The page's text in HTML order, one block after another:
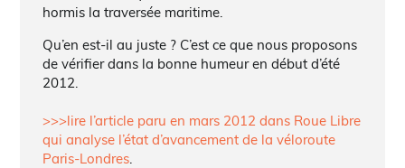
hormis la traversée maritime.
Qu’en est-il au juste ? C’est ce que nous proposons
de vérifier dans la bonne humeur en début d’été
2012.
>>>lire l’article paru en mars 2012 dans Roue Libre
qui analyse l’état d’avancement de la véloroute
Paris-Londres.